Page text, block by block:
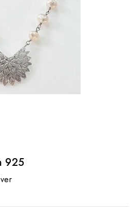
925